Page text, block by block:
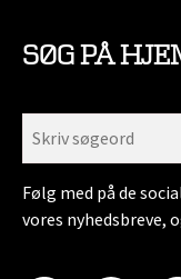
SØG PÅ
Følg med på de
vores nyhedsbreve,